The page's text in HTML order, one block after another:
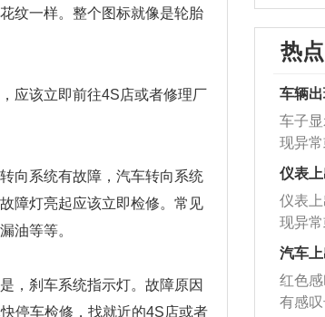
纹一样。整个图标就像是轮胎
应该立即前往4S店或者修理厂
向系统有故障，汽车转向系统
障灯亮起应该立即检修。常见
油等等。
，刹车系统指示灯。故障原因
停车检修，找就近的4S店或者
热
车辆
车子
现异
刹车
要是
需要
车辆
故障
进行
或4S
仪表
仪表
现异
号。
亮起
方向
二种
汽车
红色
有感